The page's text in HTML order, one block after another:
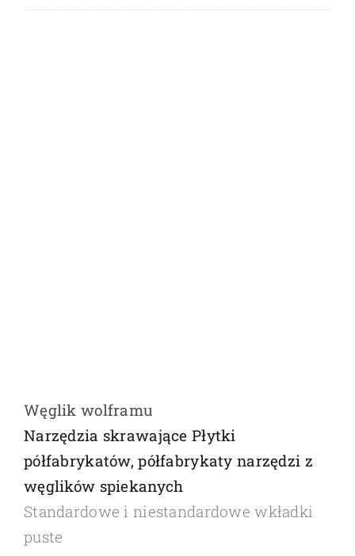
Węglik wolframu
Narzędzia skrawające Płytki
półfabrykatów, półfabrykaty narzędzi z
węglików spiekanych
Standardowe i niestandardowe wkładki
puste